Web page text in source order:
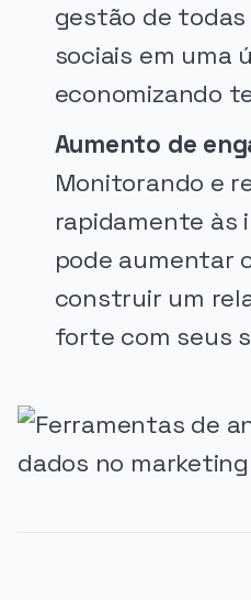
gestão de todas
sociais em uma
economizando
Aumento de
Monitorando e
rapidamente às
pode aumentar
construir um
forte com seus